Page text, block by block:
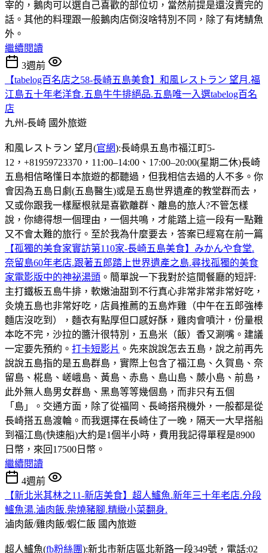
宰的，鵝肉可以選自己喜歡的部位切，當然前提是還沒賣完的
話。其他的料理跟一般鵝肉店倒沒啥特別不同，除了有烤鯖魚
外。
繼續閱讀
3週前
【tabelog百名店之58-長崎五島美食】和風レストラン 望月.福
江島五十年老洋食.五島牛牛排絕品.五島唯一入選tabelog百名
店
九州-長崎 國外旅遊
和風レストラン 望月(官網):長崎県五島市福江町5-
12，+81959723370，11:00–14:00、17:00–20:00(星期二休)長崎
五島相信略懂日本旅遊的都聽過，但我相信去過的人不多。你
會因為五島日劇(五島醫生)或是五島世界遺產的教堂群而去，
又或你跟我一樣壓根就是喜歡離群、離島的旅人?不管怎樣
說，你總得想一個理由，一個共鳴，才能踏上這一段有一點難
又不會太難的旅行。至於我為什麼要去，答案已經寫在前一篇
【孤獨的美食家實訪第110家-長崎五島美食】みかんや食堂.
奈留島60年老店.跟著五郎踏上世界遺產之島.尋找孤獨的美食
家電影版中的神祕湯頭 。簡單說一下我對於這間餐廳的短評:
主打鐵板五島牛排，軟嫩油甜到不行真心非常非常非常好吃，
灸燒五島也非常好吃，店員推薦的五島炸雞（中午在五郎強棒
麵店沒吃到），麵衣有點厚但口感好酥，雞肉會噴汁，份量根
本吃不完，沙拉的醬汁很特別，五島米（飯）香又涮嘴。建議
一定要先預約。 打卡短影片 。先來說說怎去五島，說之前再先
說說五島指的是五島群島，實際上包含了福江島、久賀島、奈
留島、椛島、嵯峨島、黃島、赤島、島山島、蕨小島、前島，
此外無人島男女群島、黑島等等幾個島，而非只有五個
「島」。交通方面，除了從福岡、長崎搭飛機外，一般都是從
長崎搭五島渡輪。而我選擇在長崎住了一晚，隔天一大早搭船
到福江島(快速船)大約是1個半小時，費用我記得單程是8900
日幣，來回17500日幣。
繼續閱讀
4週前
【新北米其林之11-新店美食】超人鱸魚.新年三十年老店.分段
鱸魚湯.滷肉飯.柴燒豬腳.精緻小菜翻身.
滷肉飯/雞肉飯/蝦仁飯 國內旅遊
超人鱸魚(fb粉絲團):新北市新店區北新路一段349號，電話:02